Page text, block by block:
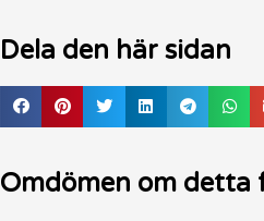
Dela den här sidan
Omdömen om detta